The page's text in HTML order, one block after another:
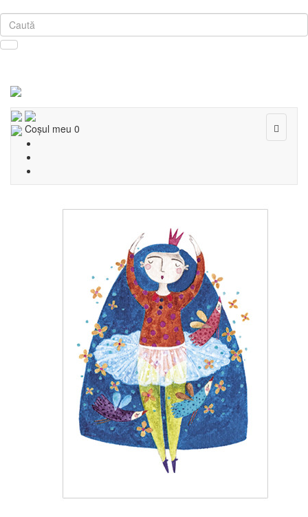
Toggle
Coşul meu 0